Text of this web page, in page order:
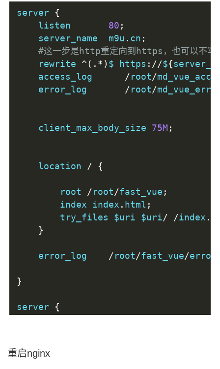
server {
    listen
80 ;
    server_name  m9u
. cn ;
#这一步是http重定向到https，也可以不写
    rewrite
^(.*) $ https ://${
    access_log
/root/
    error_log
/root/
    client_max_body_size
75M ;
    location
/ {
        root
/root/fast_vue ;
        index index
. html ;
        try_files $uri $uri
/ /index .
}
    error_log
/root/fast_vue/error
}
server {
        ssl on
重启nginx